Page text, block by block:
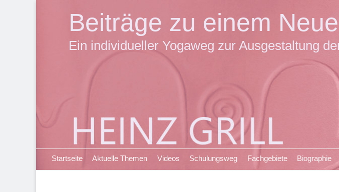
Beiträge zu einem
Ein individueller Yogaweg zur Ausgestaltung
Primäres Menü
ZumStartseite Aktuelle Themen Videos Schulungsweg Fachgebiete Biographie